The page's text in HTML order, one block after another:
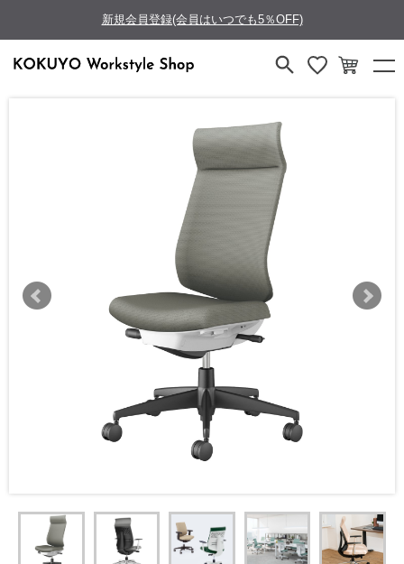
新規会員登録(会員はいつでも5％OFF)